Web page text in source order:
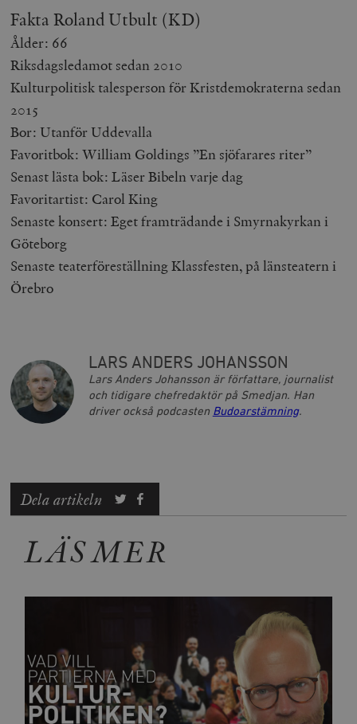
Fakta Roland Utbult (KD)
Ålder: 66
Riksdagsledamot sedan 2010
Kulturpolitisk talesperson för Kristdemokraterna sedan
2015
Bor: Utanför Uddevalla
Favoritbok: William Goldings ”En sjöfarares riter”
Senast lästa bok: Läser Bibeln varje dag
Favoritartist: Carol King
Senaste konsert: Eget framträdande i Smyrnakyrkan i
Göteborg
Senaste teaterföreställning Klassfesten, på länsteatern i
Örebro
LARS ANDERS JOHANSSON
Lars Anders Johansson är författare, journalist
och tidigare chefredaktör på Smedjan. Han
driver också podcasten Budoarstämning.
Dela artikeln
LÄS MER